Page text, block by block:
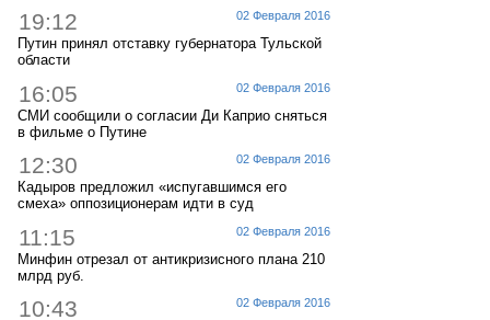
02 Февраля 2016
19:12
Путин принял отставку губернатора Тульской
области
02 Февраля 2016
16:05
СМИ сообщили о согласии Ди Каприо сняться
в фильме о Путине
02 Февраля 2016
12:30
Кадыров предложил «испугавшимся его
смеха» оппозиционерам идти в суд
02 Февраля 2016
11:15
Минфин отрезал от антикризисного плана 210
млрд руб.
02 Февраля 2016
10:43